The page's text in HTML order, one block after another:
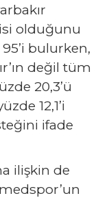
olduğunu
95’i bulurken,
değil tüm
20,3’ü
12,1’i
ifade
ilişkin de